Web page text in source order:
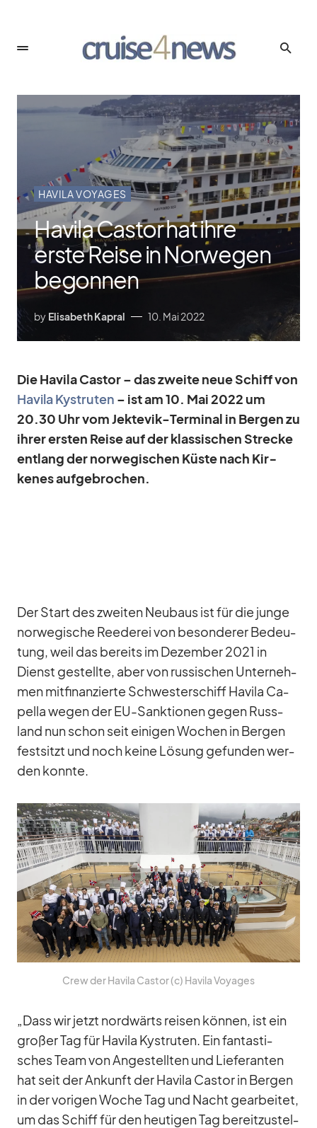
HAVILA VOYAGES
Havila Castor hat ihre
erste Reise in Norwegen
begonnen
by Elisabeth Kapral 10. Mai 2022
Die Ha­vila Cas­tor – das zweite neue Schiff von
Ha­vila Kys­tru­ten – ist am 10. Mai 2022 um
20.30 Uhr vom Jek­te­vik-Ter­mi­nal in Ber­gen zu
ih­rer ers­ten Reise auf der klas­si­schen Stre­cke
ent­lang der nor­we­gi­schen Küste nach Kir­
kenes auf­ge­bro­chen.
Der Start des zwei­ten Neu­baus ist für die junge
nor­we­gi­sche Ree­de­rei von be­son­de­rer Be­deu­
tung, weil das be­reits im De­zem­ber 2021 in
Dienst ge­stellte, aber von rus­si­schen Un­ter­neh­
men mit­fi­nan­zierte Schwes­ter­schiff Ha­vila Ca­
pella we­gen der EU-Sank­tio­nen ge­gen Russ­
land nun schon seit ei­ni­gen Wo­chen in Ber­gen
fest­sitzt und noch keine Lö­sung ge­fun­den wer­
den konnte.
Crew der Ha­vila Cas­tor (c) Ha­vila Voy­a­ges
„Dass wir jetzt nord­wärts rei­sen kön­nen, ist ein
gro­ßer Tag für Ha­vila Kys­tru­ten. Ein fan­tas­ti­
sches Team von An­ge­stell­ten und Lie­fe­ran­ten
hat seit der An­kunft der Ha­vila Cas­tor in Ber­gen
in der vo­ri­gen Wo­che Tag und Nacht ge­ar­bei­tet,
um das Schiff für den heu­ti­gen Tag be­reit­zu­stel­